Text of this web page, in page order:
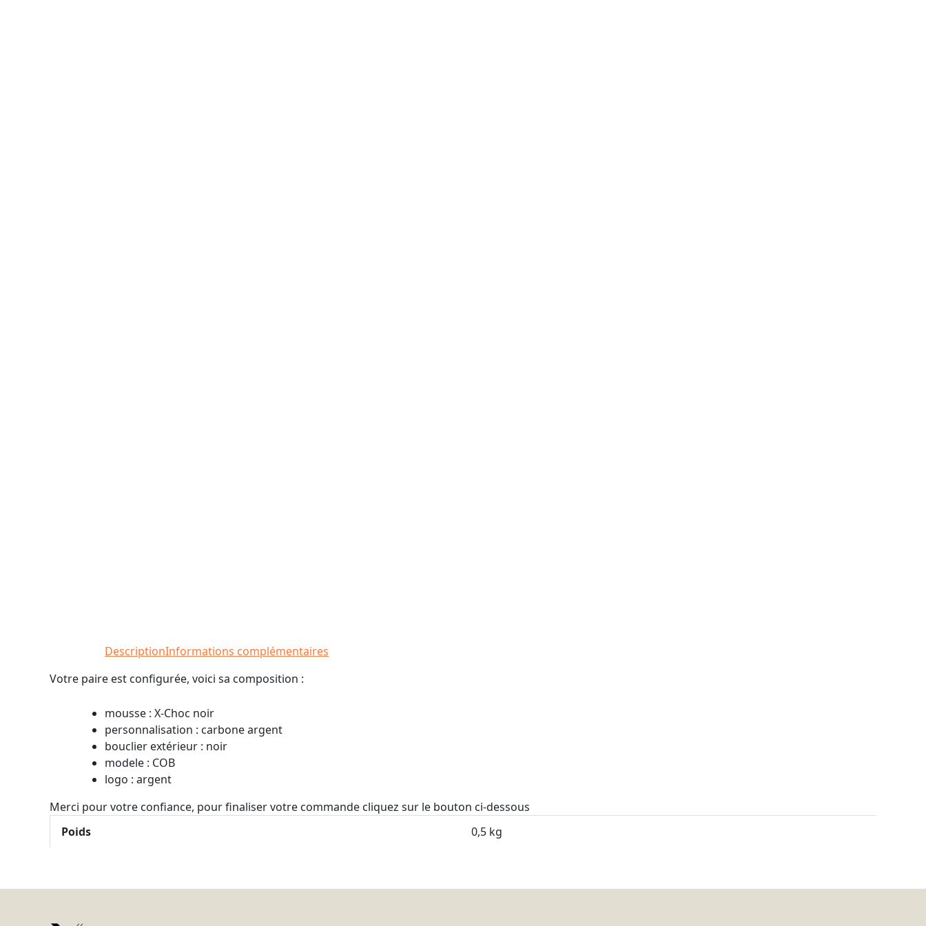
DescriptionInformations complémentaires
Votre paire est configurée, voici sa composition :
mousse : X-Choc noir
personnalisation : carbone argent
bouclier extérieur : noir
modele : COB
logo : argent
Merci pour votre confiance, pour finaliser votre commande cliquez sur le bouton ci-dessous
Poids
0,5 kg